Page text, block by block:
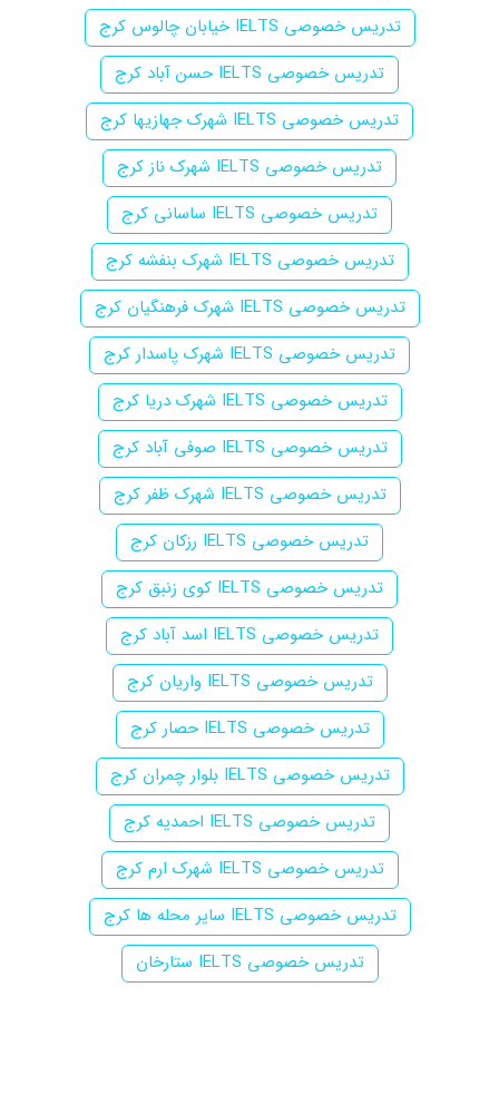
تدریس خصوصی IELTS خیابان چالوس کرج
تدریس خصوصی IELTS حسن آباد کرج
تدریس خصوصی IELTS شهرک جهازیها کرج
تدریس خصوصی IELTS شهرک ناز کرج
تدریس خصوصی IELTS ساسانی کرج
تدریس خصوصی IELTS شهرک بنفشه کرج
تدریس خصوصی IELTS شهرک فرهنگیان کرج
تدریس خصوصی IELTS شهرک پاسدار کرج
تدریس خصوصی IELTS شهرک دریا کرج
تدریس خصوصی IELTS صوفی آباد کرج
تدریس خصوصی IELTS شهرک ظفر کرج
تدریس خصوصی IELTS رزکان کرج
تدریس خصوصی IELTS کوی زنبق کرج
تدریس خصوصی IELTS اسد آباد کرج
تدریس خصوصی IELTS واریان کرج
تدریس خصوصی IELTS حصار کرج
تدریس خصوصی IELTS بلوار چمران کرج
تدریس خصوصی IELTS احمدیه کرج
تدریس خصوصی IELTS شهرک ارم کرج
تدریس خصوصی IELTS سایر محله ها کرج
تدریس خصوصی IELTS ستارخان